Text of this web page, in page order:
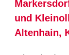
und
Altenhain,